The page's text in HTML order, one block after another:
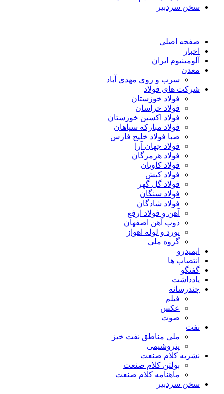
سخن سردبیر
صفحه اصلی
اخبار
آلومینیوم ایران
معدن
سرب و روی مهدی آباد
شرکت های فولاد
فولاد خوزستان
فولاد خراسان
فولاد اکسین خوزستان
فولاد مبارکه سپاهان
صبا فولاد خلیج فارس
فولاد جهان آرا
فولاد هرمزگان
فولاد کاویان
فولاد کیش
فولاد گل گهر
فولاد سنگان
فولاد شادگان
آهن و فولاد ارفع
ذوب آهن اصفهان
نورد و لوله اهواز
گروه ملی
ایمیدرو
انتصاب ها
گفتگو
یادداشت
چندرسانه
فیلم
عکس
صوت
نفت
ملی مناطق نفت خیز
پتروشیمی
نشریه کلام صنعت
بولتن کلام صنعت
ماهنامه کلام صنعت
سخن سردبیر